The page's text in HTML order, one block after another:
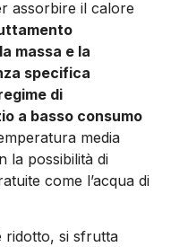
assorbire il calore
massa e la
specifica
di
a basso consumo
media
la possibilità di
come l’acqua di
ridotto, si sfrutta